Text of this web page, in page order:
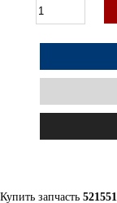
Купить запчасть